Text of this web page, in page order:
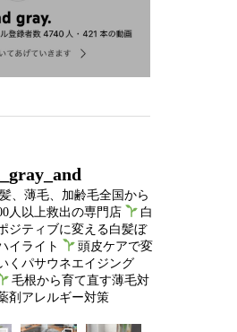
、薄毛、加齢毛全国から
人以上救出の専門店
白
ジティブに変える白髪ぼ
イライト
頭皮ケアで変
くパサウネエイジング
毛根から育て直す薄毛対
剤アレルギー対策